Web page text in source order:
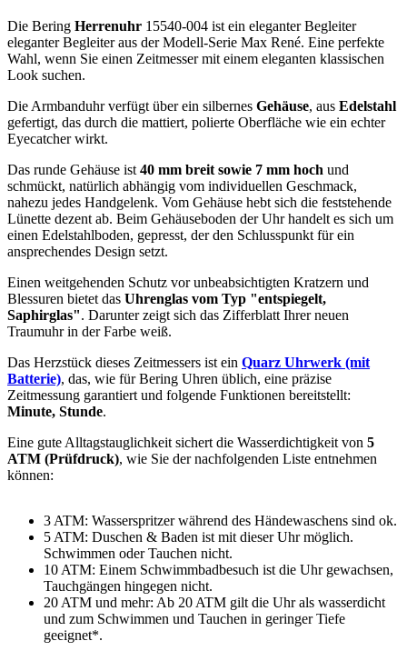
Die Bering Herrenuhr 15540-004 ist ein eleganter Begleiter
eleganter Begleiter aus der Modell-Serie Max René. Eine perfekte
Wahl, wenn Sie einen Zeitmesser mit einem eleganten klassischen
Look suchen.
Die Armbanduhr verfügt über ein silbernes Gehäuse, aus Edelstahl
gefertigt, das durch die mattiert, polierte Oberfläche wie ein echter
Eyecatcher wirkt.
Das runde Gehäuse ist 40 mm breit sowie 7 mm hoch und
schmückt, natürlich abhängig vom individuellen Geschmack,
nahezu jedes Handgelenk. Vom Gehäuse hebt sich die feststehende
Lünette dezent ab. Beim Gehäuseboden der Uhr handelt es sich um
einen Edelstahlboden, gepresst, der den Schlusspunkt für ein
ansprechendes Design setzt.
Einen weitgehenden Schutz vor unbeabsichtigten Kratzern und
Blessuren bietet das Uhrenglas vom Typ "entspiegelt,
Saphirglas". Darunter zeigt sich das Zifferblatt Ihrer neuen
Traumuhr in der Farbe weiß.
Das Herzstück dieses Zeitmessers ist ein Quarz Uhrwerk (mit
Batterie), das, wie für Bering Uhren üblich, eine präzise
Zeitmessung garantiert und folgende Funktionen bereitstellt:
Minute, Stunde.
Eine gute Alltagstauglichkeit sichert die Wasserdichtigkeit von 5
ATM (Prüfdruck), wie Sie der nachfolgenden Liste entnehmen
können:
3 ATM: Wasserspritzer während des Händewaschens sind ok.
5 ATM: Duschen & Baden ist mit dieser Uhr möglich.
Schwimmen oder Tauchen nicht.
10 ATM: Einem Schwimmbadbesuch ist die Uhr gewachsen,
Tauchgängen hingegen nicht.
20 ATM und mehr: Ab 20 ATM gilt die Uhr als wasserdicht
und zum Schwimmen und Tauchen in geringer Tiefe
geeignet*.